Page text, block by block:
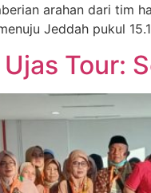
arahan dari tim
Jeddah pukul
Tour: